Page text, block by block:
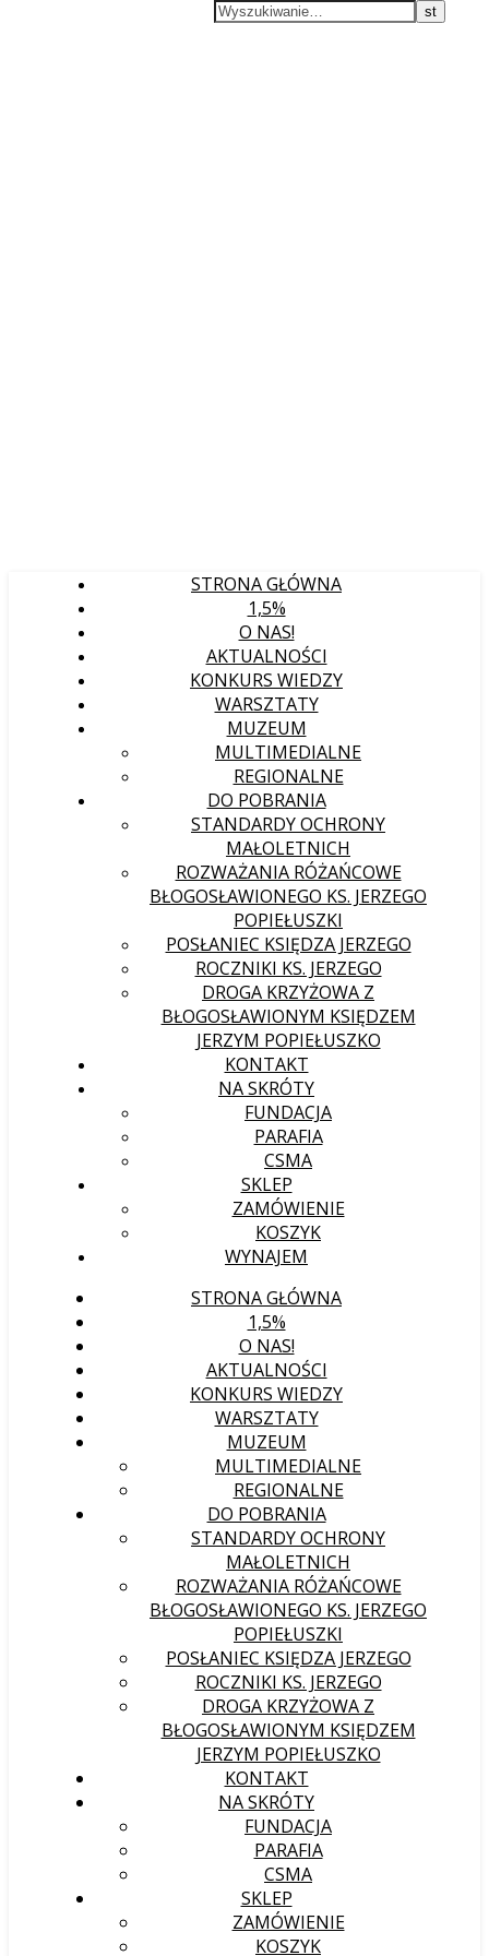
STRONA GŁÓWNA
1,5%
O NAS!
AKTUALNOŚCI
KONKURS WIEDZY
WARSZTATY
MUZEUM
MULTIMEDIALNE
REGIONALNE
DO POBRANIA
STANDARDY OCHRONY
MAŁOLETNICH
ROZWAŻANIA RÓŻAŃCOWE
BŁOGOSŁAWIONEGO KS. JERZEGO
POPIEŁUSZKI
POSŁANIEC KSIĘDZA JERZEGO
ROCZNIKI KS. JERZEGO
DROGA KRZYŻOWA Z
BŁOGOSŁAWIONYM KSIĘDZEM
JERZYM POPIEŁUSZKO
KONTAKT
NA SKRÓTY
FUNDACJA
PARAFIA
CSMA
SKLEP
ZAMÓWIENIE
KOSZYK
WYNAJEM
STRONA GŁÓWNA
1,5%
O NAS!
AKTUALNOŚCI
KONKURS WIEDZY
WARSZTATY
MUZEUM
MULTIMEDIALNE
REGIONALNE
DO POBRANIA
STANDARDY OCHRONY
MAŁOLETNICH
ROZWAŻANIA RÓŻAŃCOWE
BŁOGOSŁAWIONEGO KS. JERZEGO
POPIEŁUSZKI
POSŁANIEC KSIĘDZA JERZEGO
ROCZNIKI KS. JERZEGO
DROGA KRZYŻOWA Z
BŁOGOSŁAWIONYM KSIĘDZEM
JERZYM POPIEŁUSZKO
KONTAKT
NA SKRÓTY
FUNDACJA
PARAFIA
CSMA
SKLEP
ZAMÓWIENIE
KOSZYK